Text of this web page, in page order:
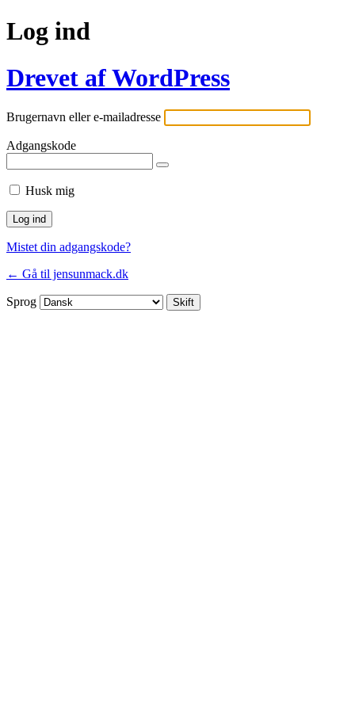
Log ind
Drevet af WordPress
Brugernavn eller e-mailadresse
Adgangskode
Husk mig
Mistet din adgangskode?
← Gå til jensunmack.dk
Sprog